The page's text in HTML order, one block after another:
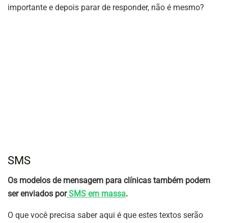
importante e depois parar de responder, não é mesmo?
SMS
Os modelos de mensagem para clínicas também podem
ser enviados porSMS em massa.
O que você precisa saber aqui é que estes textos serão